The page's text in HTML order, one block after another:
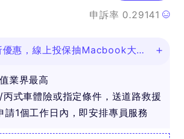
申訴率 0.29141
優惠，線上投保抽Macbook大
業界最高
式車體險或指定條件，送道路救援
請1個工作日內，即安排專員服務